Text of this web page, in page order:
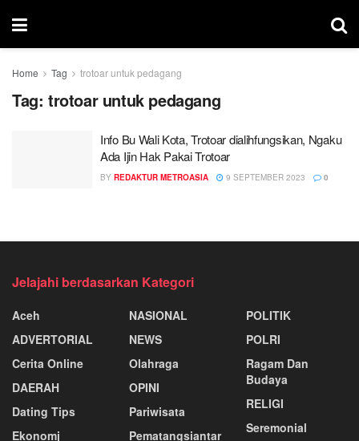
Home Tag trotoar untuk pedagang
Tag: trotoar untuk pedagang
Info Bu Wali Kota, Trotoar dialihfungsikan, Ngaku
Ada Ijin Hak Pakai Trotoar
BY REDAKTUR METROASIA 9 SEPTEMBER 2023 0
Jelajahi berdasarkan Kategori
Aceh
ADVERTORIAL
Cerita Online
DAERAH
Dating Tips
Ekonomj
NASIONAL
NEWS
Olahraga
OPINI
Pariwisata
Pematangsiantar
POLITIK
POLRI
Ragam Dan
Budaya
RELIGI
Seremonial